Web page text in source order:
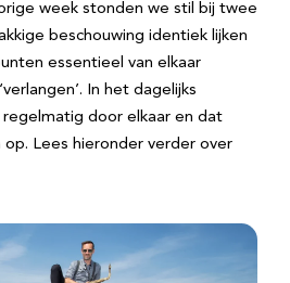
week stonden we stil bij twee
beschouwing identiek lijken
essentieel van elkaar
In het dagelijks
door elkaar en dat
Lees hieronder verder over